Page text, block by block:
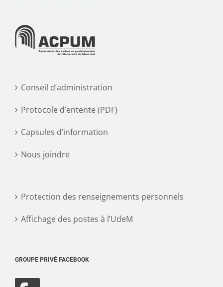
Conseil d’administration
Protocole d’entente (PDF)
Capsules d’information
Nous joindre
Protection des renseignements personnels
Affichage des postes à l’UdeM
GROUPE PRIVÉ FACEBOOK